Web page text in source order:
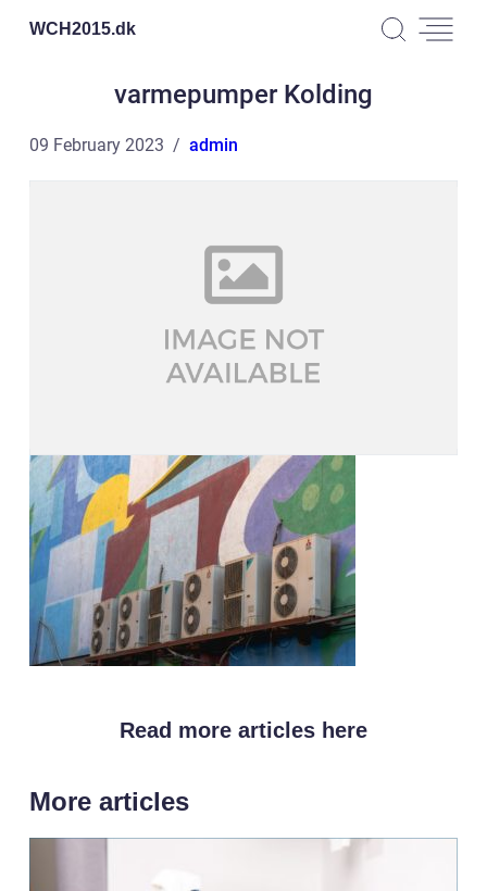
WCH2015.dk
varmepumper Kolding
09 February 2023 admin
Read more articles here
More articles